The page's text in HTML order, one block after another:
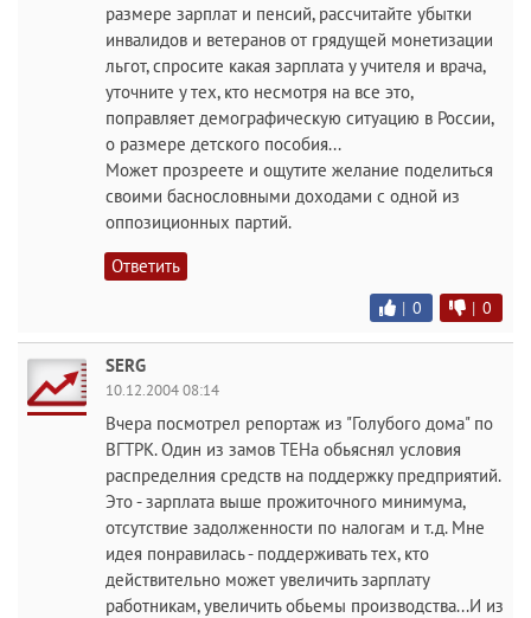
размере зарплат и пенсий, рассчитайте убытки
инвалидов и ветеранов от грядущей монетизации
льгот, спросите какая зарплата у учителя и врача,
уточните у тех, кто несмотря на все это,
поправляет демографическую ситуацию в России,
о размере детского пособия...
Может прозреете и ощутите желание поделиться
своими баснословными доходами с одной из
оппозиционных партий.
Ответить
| 0 | 0
SERG
10.12.2004 08:14
Вчера посмотрел репортаж из "Голубого дома" по
ВГТРК. Один из замов ТЕНа обьяснял условия
распределния средств на поддержку предприятий.
Это - зарплата выше прожиточного минимума,
отсутствие задолженности по налогам и т.д. Мне
идея понравилась - поддерживать тех, кто
действительно может увеличить зарплату
работникам, увеличить обьемы производства...И из